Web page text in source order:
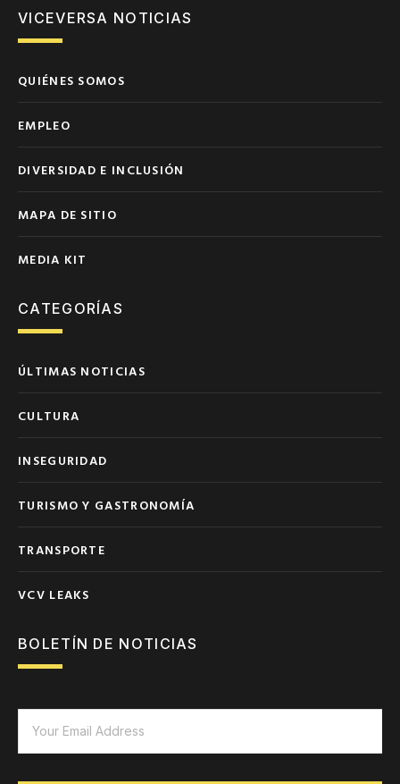
VICEVERSA NOTICIAS
QUIÉNES SOMOS
EMPLEO
DIVERSIDAD E INCLUSIÓN
MAPA DE SITIO
MEDIA KIT
CATEGORÍAS
ÚLTIMAS NOTICIAS
CULTURA
INSEGURIDAD
TURISMO Y GASTRONOMÍA
TRANSPORTE
VCV LEAKS
BOLETÍN DE NOTICIAS